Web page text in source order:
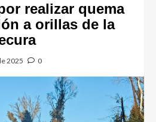
realizar quema
a orillas de la
2025 0